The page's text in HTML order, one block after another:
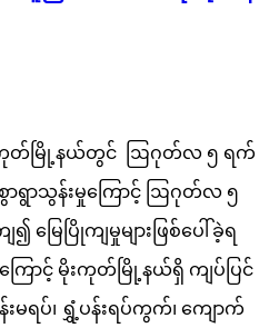
မိုးကုတ်မြို့နယ်တွင် ဩဂုတ်လ ၅ ရက်
ရွာသွန်းမှုကြောင့် ဩဂုတ်လ ၅
ြေပြိုကျမှုများဖြစ်ပေါ်ခဲ့ရ
ြောင့် မိုးကုတ်မြို့နယ်ရှိ ကျပ်ပြင်
ပ်၊ ရွှံ့ပန်းရပ်ကွက်၊ ကျောက်